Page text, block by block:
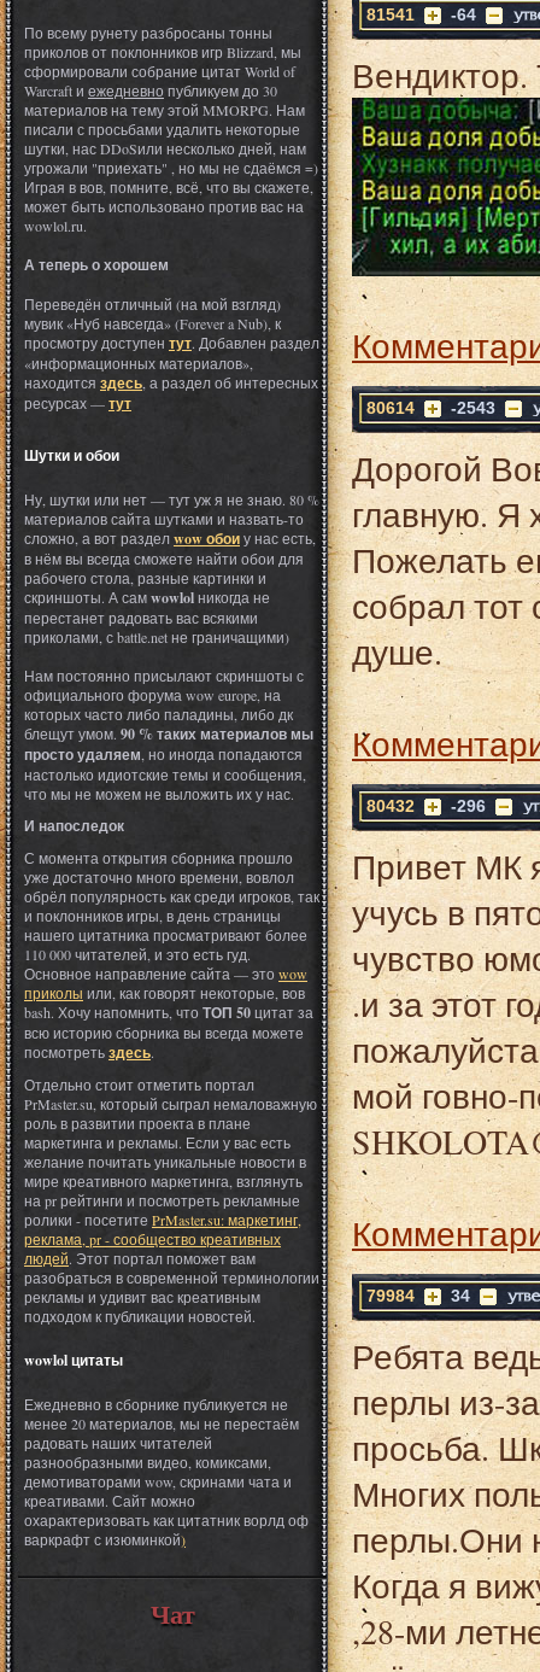
81541 -64
80614 -2543
Дорогой
главную. Я
Пожелать
собрал
душе.
80432 -296
Привет МК
учусь в
чувство
.и за этот
мой говно-
79984 34
Ребята
перлы из-
просьба.
Многих
перлы.Они
Когда я
,28-ми
По всему рунету разбросаны тонны
приколов от поклонников игр Blizzard, мы
сформировали собрание цитат World of
Warcraft и ежедневнопубликуем до 30
материалов на тему этой MMORPG. Нам
писали с просьбами удалить некоторые
шутки, нас DDoSили несколько дней, нам
угрожали "приехать" , но мы не сдаёмся =)
Играя в вов, помните, всё, что вы скажете,
может быть использовано против вас на
wowlol.ru.
А теперь о хорошем
Переведён отличный (на мой взгляд)
мувик «Нуб навсегда» (Forever a Nub), к
просмотру доступен тут. Добавлен раздел
«информационных материалов»,
находится здесь , а раздел об интересных
ресурсах —тут
Шутки и обои
Ну, шутки или нет — тут уж я не знаю. 80 %
материалов сайта шутками и назвать-то
сложно, а вот разделwow обоиу нас есть,
в нём вы всегда сможете найти обои для
рабочего стола, разные картинки и
скриншоты. А самwowlolникогда не
перестанет радовать вас всякими
приколами, с battle.net не граничащими)
Нам постоянно присылают скриншоты с
официального форума wow europe, на
которых часто либо паладины, либо дк
блещут умом. 90 % таких материалов мы
просто удаляем , но иногда попадаются
настолько идиотские темы и сообщения,
что мы не можем не выложить их у нас.
И напоследок
С момента открытия сборника прошло
уже достаточно много времени, вовлол
обрёл популярность как среди игроков, так
и поклонников игры, в день страницы
нашего цитатника просматривают более
110 000 читателей, и это есть гуд.
Основное направление сайта — это wow
приколы или, как говорят некоторые, вов
bash. Хочу напомнить, чтоТОП 50цитат за
всю историю сборника вы всегда можете
посмотретьздесь.
Отдельно стоит отметить портал
PrMaster.su, который сыграл немаловажную
роль в развитии проекта в плане
маркетинга и рекламы. Если у вас есть
желание почитать уникальные новости в
мире креативного маркетинга, взглянуть
на pr рейтинги и посмотреть рекламные
ролики - посетите PrMaster.su: маркетинг,
реклама, pr - сообщество креативных
людей. Этот портал поможет вам
разобраться в современной терминологии
рекламы и удивит вас креативным
подходом к публикации новостей.
wowlol цитаты
Ежедневно в сборнике публикуется не
менее 20 материалов, мы не перестаём
радовать наших читателей
разнообразными видео, комиксами,
демотиваторами wow, скринами чата и
креативами. Сайт можно
охарактеризовать как цитатник ворлд оф
варкрафт с изюминкой)
Чат